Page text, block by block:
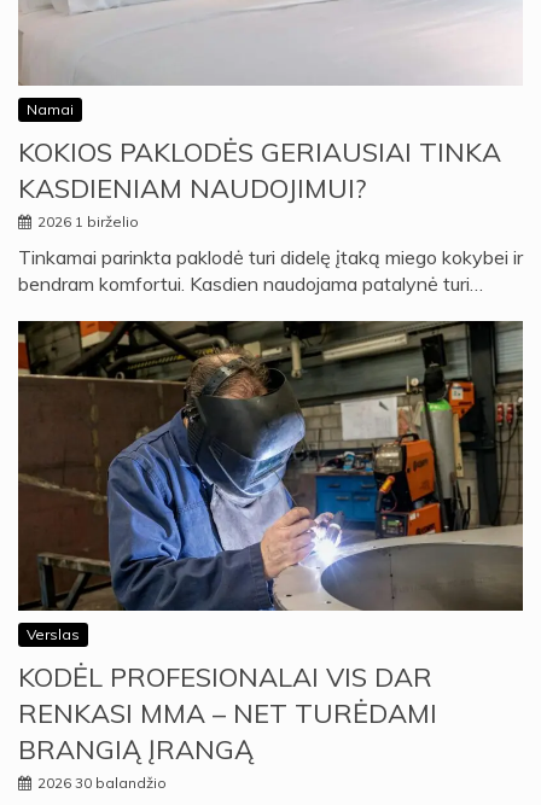
Namai
KOKIOS PAKLODĖS GERIAUSIAI TINKA
KASDIENIAM NAUDOJIMUI?
2026 1 birželio
Tinkamai parinkta paklodė turi didelę įtaką miego kokybei ir
bendram komfortui. Kasdien naudojama patalynė turi…
Verslas
KODĖL PROFESIONALAI VIS DAR
RENKASI MMA – NET TURĖDAMI
BRANGIĄ ĮRANGĄ
2026 30 balandžio